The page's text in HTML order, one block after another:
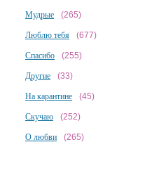
Мудрые (265)
Люблю тебя (677)
Спасибо (255)
Другие (33)
На карантине (45)
Скучаю (252)
О любви (265)